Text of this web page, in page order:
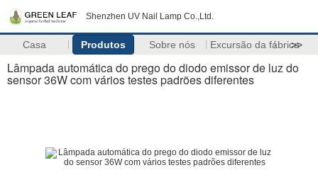
Shenzhen UV Nail Lamp Co.,Ltd.
Casa Produtos Sobre nós Excursão da fábrica
>>
Lâmpada automática do prego do diodo emissor de luz do
sensor 36W com vários testes padrões diferentes